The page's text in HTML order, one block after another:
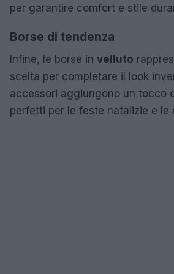
per garantire comfort e stile
Borse di tendenza
Infine, le borse in velluto
scelta per completare il look
accessori aggiungono un tocco
perfetti per le feste natalizie e le